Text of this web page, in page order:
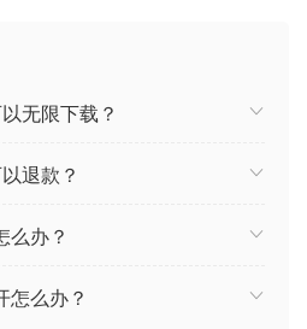
提供循环、断点曲线、延音阶段和
调制 LFO。这些灵活的形状让你
节奏律动，远远超越标准的
。将它们雕琢成你喜爱的声音——
无限下载？
退款？
么办？
怎么办？